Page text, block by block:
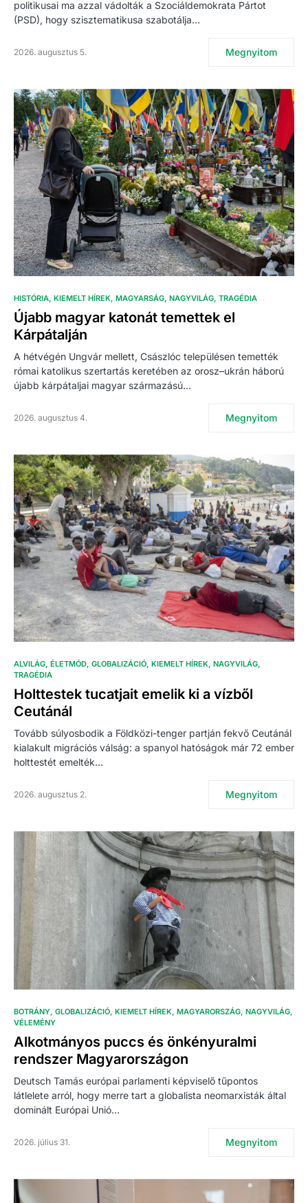
politikusai ma azzal vádolták a Szociáldemokrata Pártot
(PSD), hogy szisztematikusa szabotálja…
2026. augusztus 5. Megnyitom
HISTÓRIA KIEMELT HÍREK MAGYARSÁG NAGYVILÁG TRAGÉDIA
Újabb magyar katonát temettek el
Kárpátalján
A hétvégén Ungvár mellett, Császlóc településen temették
római katolikus szertartás keretében az orosz–ukrán háború
újabb kárpátaljai magyar származású…
2026. augusztus 4. Megnyitom
ALVILÁG ÉLETMÓD GLOBALIZÁCIÓ KIEMELT HÍREK NAGYVILÁG
TRAGÉDIA
Holttestek tucatjait emelik ki a vízből
Ceutánál
Tovább súlyosbodik a Földközi-tenger partján fekvő Ceutánál
kialakult migrációs válság: a spanyol hatóságok már 72 ember
holttestét emelték…
2026. augusztus 2. Megnyitom
BOTRÁNY GLOBALIZÁCIÓ KIEMELT HÍREK MAGYARORSZÁG NAGYVILÁG
VÉLEMÉNY
Alkotmányos puccs és önkényuralmi
rendszer Magyarországon
Deutsch Tamás európai parlamenti képviselő tűpontos
látlelete arról, hogy merre tart a globalista neomarxisták által
dominált Európai Unió…
2026. július 31. Megnyitom